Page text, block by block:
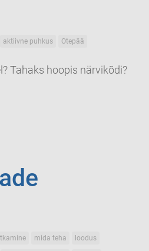
aktiivne puhkus Otepää
Tahaks hoopis närvikõdi?
mida teha loodus